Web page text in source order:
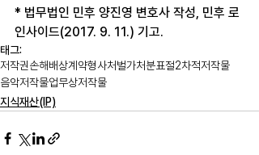
* 법무법인 민후 양진영 변호사 작성, 민후 로
인사이드(2017. 9. 11.) 기고.
태그:
저작권손해배상계약형사처벌가처분표절2차적저작물
음악저작물업무상저작물
지식재산(IP)